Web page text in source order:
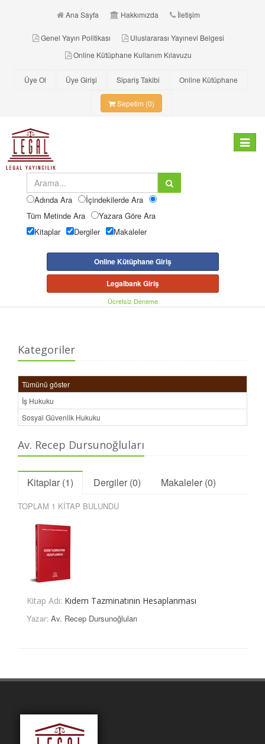
Ana Sayfa Hakkımızda İletişim
Genel Yayın Politikası
Uluslararası Yayınevi Belgesi
Online Kütüphane Kullanım Kılavuzu
Üye Ol Üye Girişi Sipariş Takibi Online Kütüphane
Sepetim (0)
Toggle
Adında Ara
İçindekilerde Ara
Tüm Metinde Ara
Yazara Göre Ara
Kitaplar
Dergiler Makaleler
Online Kütüphane Giriş
Legalbank Giriş
Ücretsiz Deneme
Kategoriler
Tümünü göster
İş Hukuku
Sosyal Güvenlik Hukuku
Av. Recep Dursunoğluları
Kitaplar (1) Dergiler (0) Makaleler (0)
TOPLAM 1 KİTAP BULUNDU
Kitap Adı: Kıdem Tazminatının Hesaplanması
Yazar: Av. Recep Dursunoğluları